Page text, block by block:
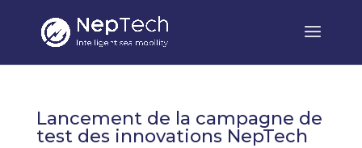
Lancement de la campagne de
test des innovations NepTech